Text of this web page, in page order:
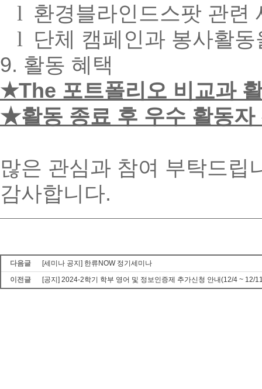
l 환경블라인드스팟 관련
l 단체 캠페인과 봉사활
9. 활동 혜택
★The 포트폴리오 비교과
★활동 종료 후 우수 활동
많은 관심과 참여 부탁드립
감사합니다.
다음글
[세미나 공지] 한류NOW 정기세미나
이전글
[공지] 2024-2학기 학부 영어 및 정보인증제 추가신청 안내(12/4 ~ 12/